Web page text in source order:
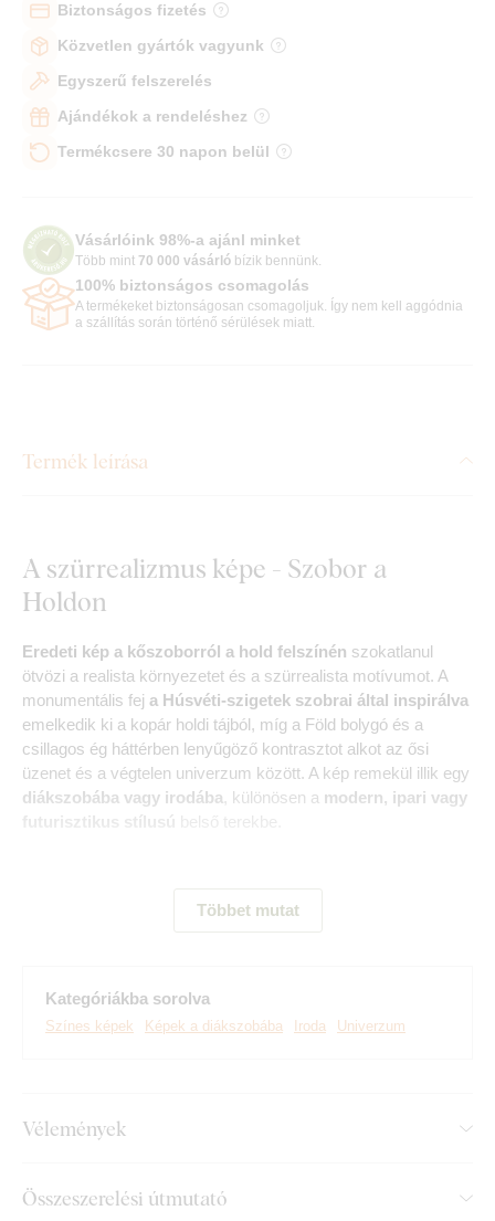
Biztonságos fizetés
Közvetlen gyártók vagyunk
Egyszerű felszerelés
Ajándékok a rendeléshez
Termékcsere 30 napon belül
Vásárlóink 98%-a ajánl minket
Több mint 70 000 vásárló bízik bennünk.
100% biztonságos csomagolás
A termékeket biztonságosan csomagoljuk. Így nem kell aggódnia
a szállítás során történő sérülések miatt.
Termék leírása
A szürrealizmus képe - Szobor a
Holdon
Eredeti kép a kőszoborról a hold felszínén szokatlanul
ötvözi a realista környezetet és a szürrealista motívumot. A
monumentális fej a Húsvéti-szigetek szobrai által inspirálva
emelkedik ki a kopár holdi tájból, míg a Föld bolygó és a
csillagos ég háttérben lenyűgöző kontrasztot alkot az ősi
üzenet és a végtelen univerzum között. A kép remekül illik egy
diákszobába vagy irodába, különösen a modern, ipari vagy
futurisztikus stílusú
Prémium minőségű DUBLEZ faliképeket készítünk, valódi
piacvezető, extra tartós festékeket
motívumokat fa lapra nyomtatjuk, majd lézervágással
Többet mutat
Kategóriákba sorolva
Színes képek Képek a diákszobába Iroda Univerzum
Vélemények
Összeszerelési útmutató